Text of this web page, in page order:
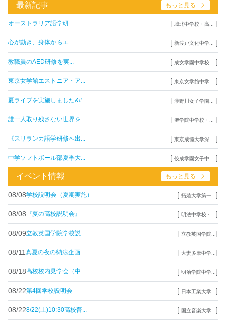
最新記事 もっと見る
オーストラリア語学研... [ 城北中学校・高... ]
心が動き、身体からエ... [ 新渡戸文化中学... ]
教職員のAED研修を実... [ 成女学園中学校... ]
東京女学館エストニア・ア... [ 東京女学館中学... ]
夏ライブを実施しました&#... [ 瀧野川女子学園... ]
誰一人取り残さない世界を... [ 聖学院中学校・... ]
《スリランカ語学研修へ出... [ 東京成徳大学深... ]
中学ソフトボール部夏季大... [ 佼成学園女子中... ]
イベント情報 もっと見る
08/08学校説明会（夏期実施） [ 拓殖大学第一... ]
08/08 『夏の高校説明会』 [ 明法中学校・... ]
08/09立教英国学院学校説... [ 立教英国学院... ]
08/11 真夏の夜の納涼企画... [ 大妻多摩中学... ]
08/18高校校内見学会（中... [ 明治学院中学... ]
08/22第4回学校説明会 [ 日本工業大学... ]
08/228/22(土)10:30高校普... [ 国立音楽大学... ]